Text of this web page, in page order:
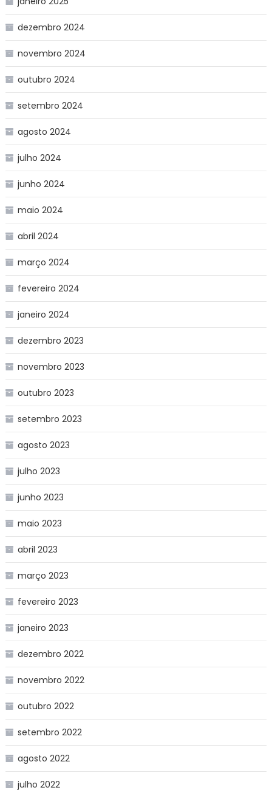
dezembro 2024
novembro 2024
outubro 2024
setembro 2024
agosto 2024
julho 2024
junho 2024
maio 2024
abril 2024
março 2024
fevereiro 2024
janeiro 2024
dezembro 2023
novembro 2023
outubro 2023
setembro 2023
agosto 2023
julho 2023
junho 2023
maio 2023
abril 2023
março 2023
fevereiro 2023
janeiro 2023
dezembro 2022
novembro 2022
outubro 2022
setembro 2022
agosto 2022
julho 2022